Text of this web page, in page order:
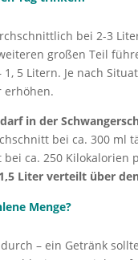
bei 2-3
großen Teil
5 Litern. Je nach
erhöhen.
in der
bei ca. 300 ml
ca. 250
Liter verteilt über
Menge?
– ein Getränk